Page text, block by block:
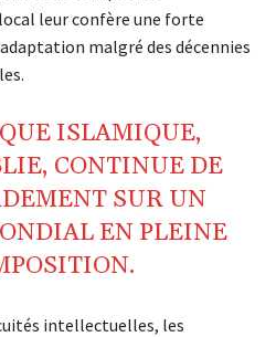
leur confère une forte
malgré des décennies
ISLAMIQUE,
, CONTINUE DE
SUR UN
EN PLEINE
.
intellectuelles, les